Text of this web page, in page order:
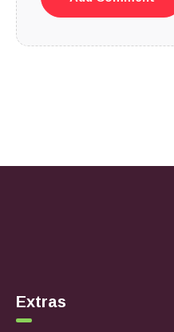
Extras